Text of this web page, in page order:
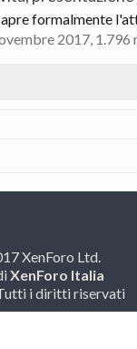
formalmente
2017, 1.796
XenForo Ltd.
XenForo Italia
i diritti riservati